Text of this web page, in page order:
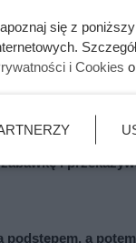
piłą i
i
podstępem, a
się z
i Cookies